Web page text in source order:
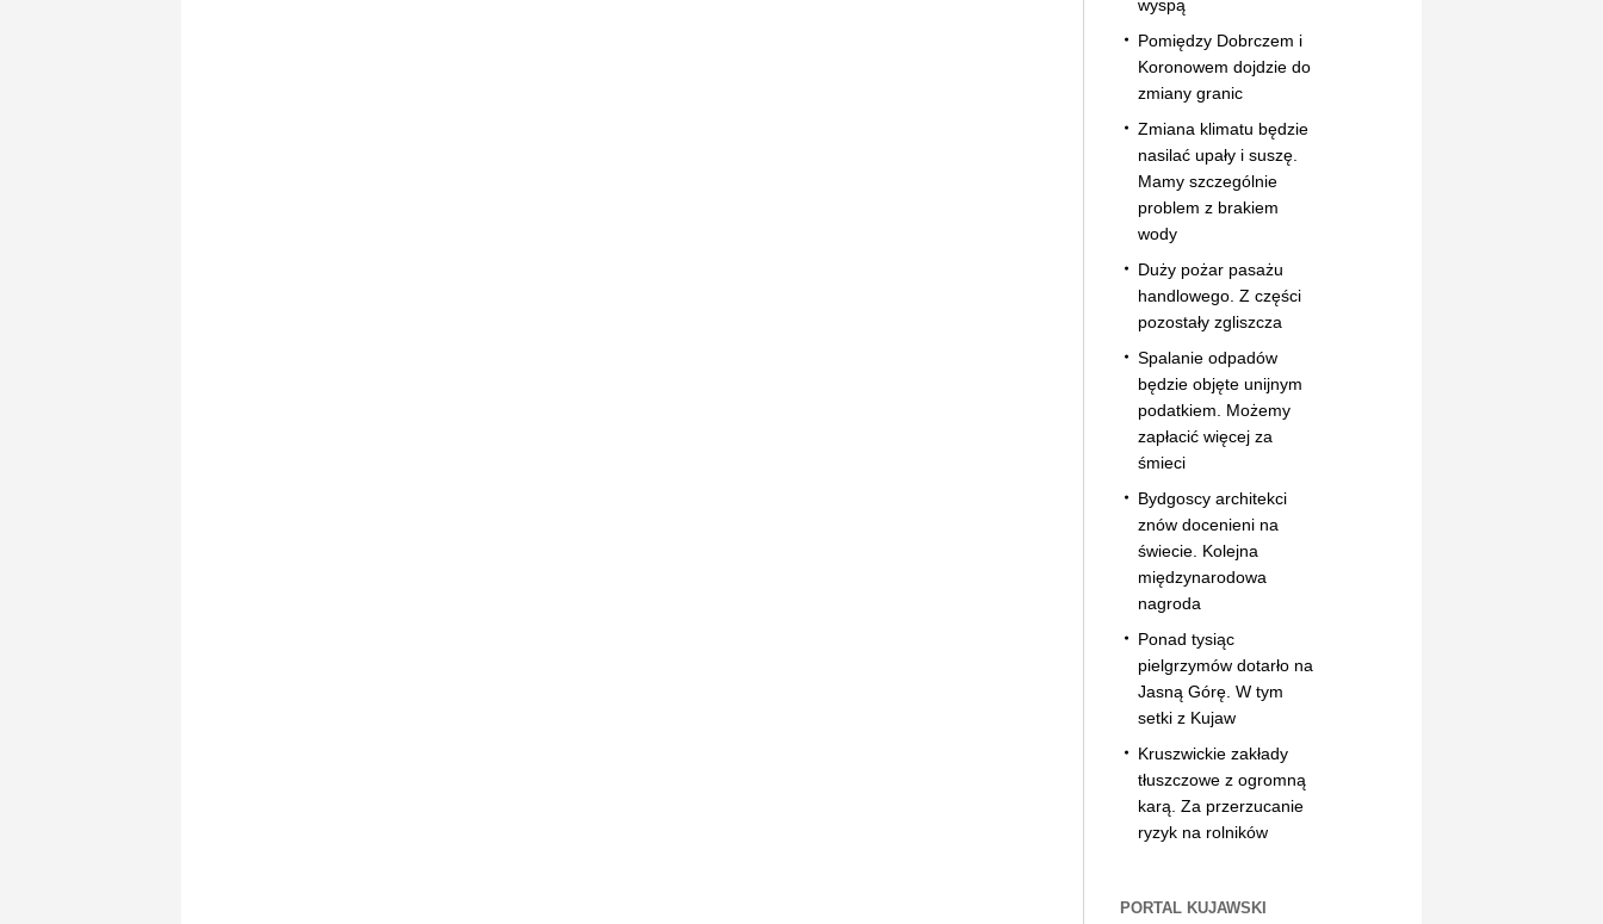
wyspą
Pomiędzy Dobrczem i
Koronowem dojdzie do
zmiany granic
Zmiana klimatu będzie
nasilać upały i suszę.
Mamy szczególnie
problem z brakiem
wody
Duży pożar pasażu
handlowego. Z części
pozostały zgliszcza
Spalanie odpadów
będzie objęte unijnym
podatkiem. Możemy
zapłacić więcej za
śmieci
Bydgoscy architekci
znów docenieni na
świecie. Kolejna
międzynarodowa
nagroda
Ponad tysiąc
pielgrzymów dotarło na
Jasną Górę. W tym
setki z Kujaw
Kruszwickie zakłady
tłuszczowe z ogromną
karą. Za przerzucanie
ryzyk na rolników
PORTAL KUJAWSKI